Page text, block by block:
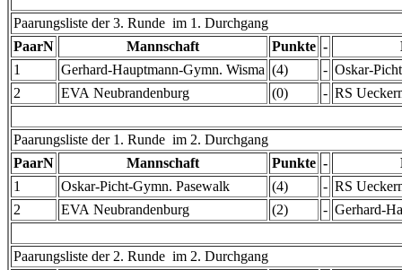
Paarungsliste der 3. Runde im 1. Durchgang
PaarN
Mannschaft Punkte -
1
Gerhard-Hauptmann-Gymn. Wisma (4) - Oskar-
2
EVA Neubrandenburg (0) - RS
Paarungsliste der 1. Runde im 2. Durchgang
PaarN
Mannschaft Punkte -
1
Oskar-Picht-Gymn. Pasewalk (4) - RS
2
EVA Neubrandenburg (2) - Gerhard-
Paarungsliste der 2. Runde im 2. Durchgang